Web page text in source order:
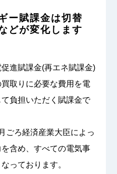
ー賦課金は切替
どが変化します
進賦課金(再エネ賦課金)
取りに必要な費用を電
負担いただく賦課金で
ごろ経済産業大臣によっ
含め、すべての電気事
っております。